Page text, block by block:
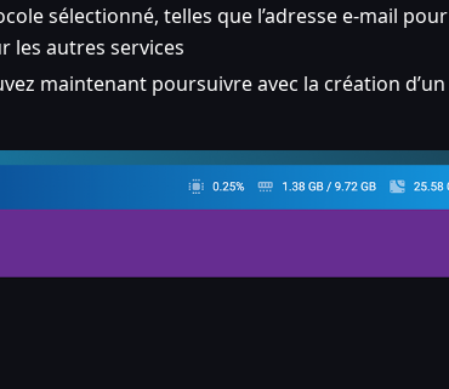
sélectionné, telles que l’adresse e-mail pour
les autres services
maintenant poursuivre avec la création d’un